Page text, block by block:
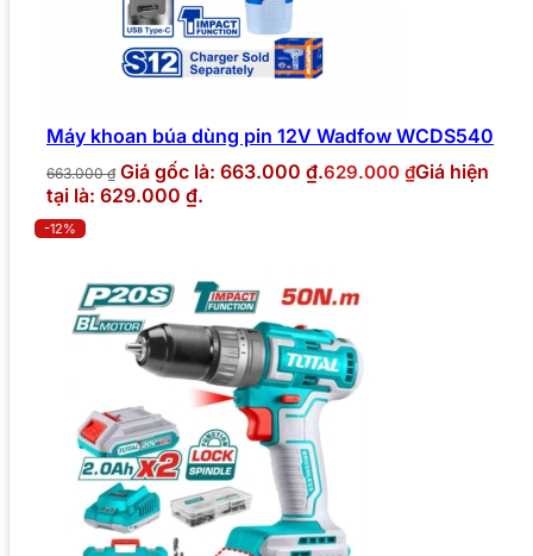
Máy khoan búa dùng pin 12V Wadfow WCDS540
663.000₫ Giá gốc là: 663.000 ₫.629.000 ₫Giá hiện
tại là: 629.000 ₫.
-12%